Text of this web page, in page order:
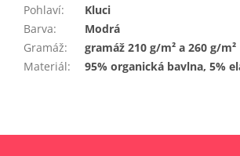
Pohlaví:
Kluci
Barva:
Modrá
Gramáž:
gramáž 210 g/m² a 260 g/m²
Materiál: 95% organická bavlna, 5%